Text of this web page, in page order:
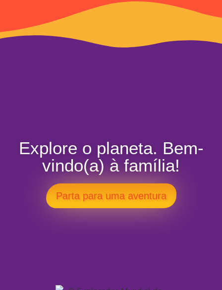
Explore o planeta. Bem-
vindo(a) à família!
Parta para uma aventura